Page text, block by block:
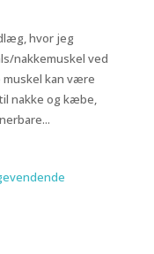
hvor jeg
nakkemuskel ved
muskel kan være
nakke og kæbe,